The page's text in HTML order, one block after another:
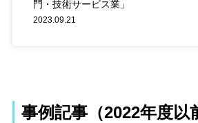
門・技術サービス業」
2023.09.21
事例記事（2022年度以